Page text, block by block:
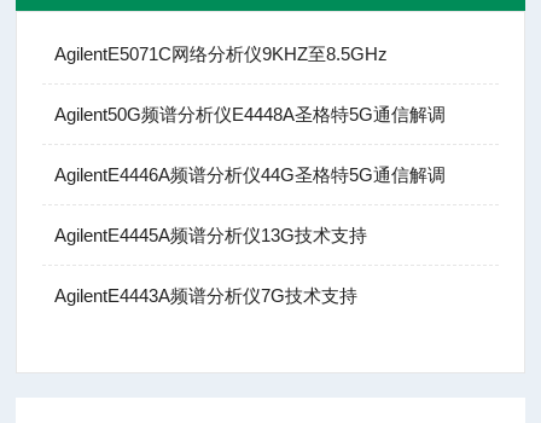
AgilentE5071C网络分析仪9KHZ至8.5GHz
Agilent50G频谱分析仪E4448A圣格特5G通信解调
AgilentE4446A频谱分析仪44G圣格特5G通信解调
AgilentE4445A频谱分析仪13G技术支持
AgilentE4443A频谱分析仪7G技术支持